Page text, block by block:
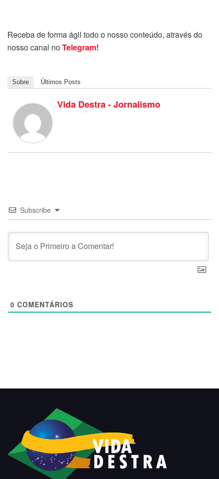
Receba de forma ágil todo o nosso conteúdo, através do
nosso canal noTelegram!
Sobre Últimos Posts
Vida Destra - Jornalismo
Subscribe
0 COMENTÁRIOS